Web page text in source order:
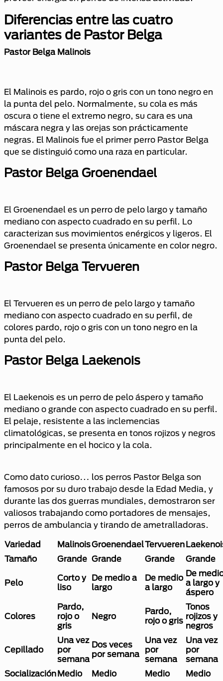
Diferencias entre las cuatro
variantes de Pastor Belga
Pastor Belga Malinois
El Malinois es pardo, rojo o gris con un tono negro en
la punta del pelo. Normalmente, su cola es más
oscura o tiene el extremo negro, su cara es una
máscara negra y las orejas son prácticamente
negras. El Malinois fue el primer perro Pastor Belga
que se distinguió como una raza en particular.
Pastor Belga Groenendael
El Groenendael es un perro de pelo largo y tamaño
mediano con aspecto cuadrado en su perfil. Lo
caracterizan sus movimientos enérgicos y ligeros. El
Groenendael se presenta únicamente en color negro.
Pastor Belga Tervueren
El Tervueren es un perro de pelo largo y tamaño
mediano con aspecto cuadrado en su perfil, de
colores pardo, rojo o gris con un tono negro en la
punta del pelo.
Pastor Belga Laekenois
El Laekenois es un perro de pelo áspero y tamaño
mediano o grande con aspecto cuadrado en su perfil.
El pelaje, resistente a las inclemencias
climatológicas, se presenta en tonos rojizos y negros
principalmente en el hocico y la cola.
Como dato curioso… los perros Pastor Belga son
famosos por su duro trabajo desde la Edad Media, y
durante las dos guerras mundiales, demostraron ser
valiosos trabajando como portadores de mensajes,
perros de ambulancia y tirando de ametralladoras.
Variedad MalinoisGroenendaelTervueren
Tamaño
Grande Grande Grande Grande
Pelo
Corto y
liso
De medio a
largo
De medio
a largo
De
a largo y
áspero
Colores
Pardo,
rojo o
gris
Negro
Pardo,
rojo o gris
Tonos
rojizos y
negros
Cepillado
Una vez
por
semana
Dos veces
por semana
Una vez
por
semana
Una vez
por
semana
SocializaciónMedio Medio Medio
Medio